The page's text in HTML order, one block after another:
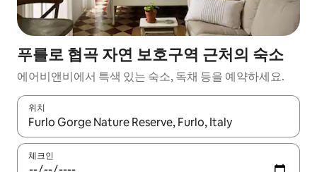
푸를로 협곡 자연 보호구역 근처의 숙소
에어비앤비에서 특색 있는 숙소, 독채 등을 예약하세요.
위치
결과가 나오면 위·아래 화살표 키를 사용하거나 터치 또는 스와이
체크인